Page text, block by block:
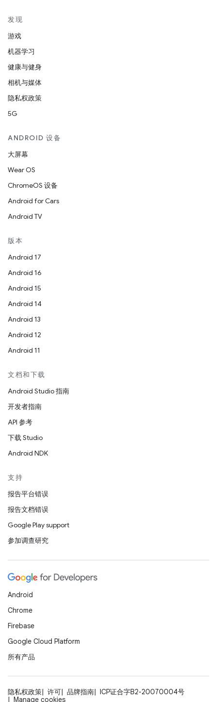
发现
游戏
机器学习
健康与健身
相机与媒体
隐私权政策
5G
ANDROID 设备
大屏幕
Wear OS
ChromeOS 设备
Android for Cars
Android TV
版本
Android 17
Android 16
Android 15
Android 14
Android 13
Android 12
Android 11
文档和下载
Android Studio 指南
开发者指南
API 参考
下载 Studio
Android NDK
支持
报告平台错误
报告文档错误
Google Play support
参加调查研究
Android
Chrome
Firebase
Google Cloud Platform
所有产品
隐私权政策 许可 品牌指南
ICP证合字B2-20070004号
Manage cookies